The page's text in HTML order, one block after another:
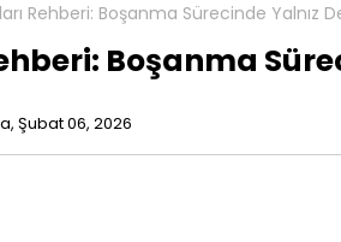
Rehberi: Boşanma Sürecinde Yalnız
Boşanma
Şubat 06, 2026